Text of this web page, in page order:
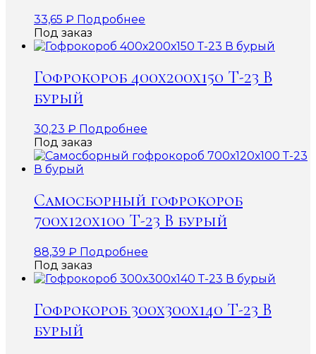
33,65 ₽ Подробнее
Под заказ
Гофрокороб 400х200х150 Т-23 В
бурый
30,23 ₽ Подробнее
Под заказ
Самосборный гофрокороб
700х120х100 Т-23 В бурый
88,39 ₽ Подробнее
Под заказ
Гофрокороб 300х300х140 Т-23 В
бурый